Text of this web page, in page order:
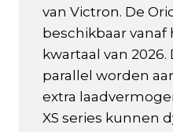
van Victron. De
beschikbaar vanaf
kwartaal van 2026.
parallel worden
extra
XS series kunnen